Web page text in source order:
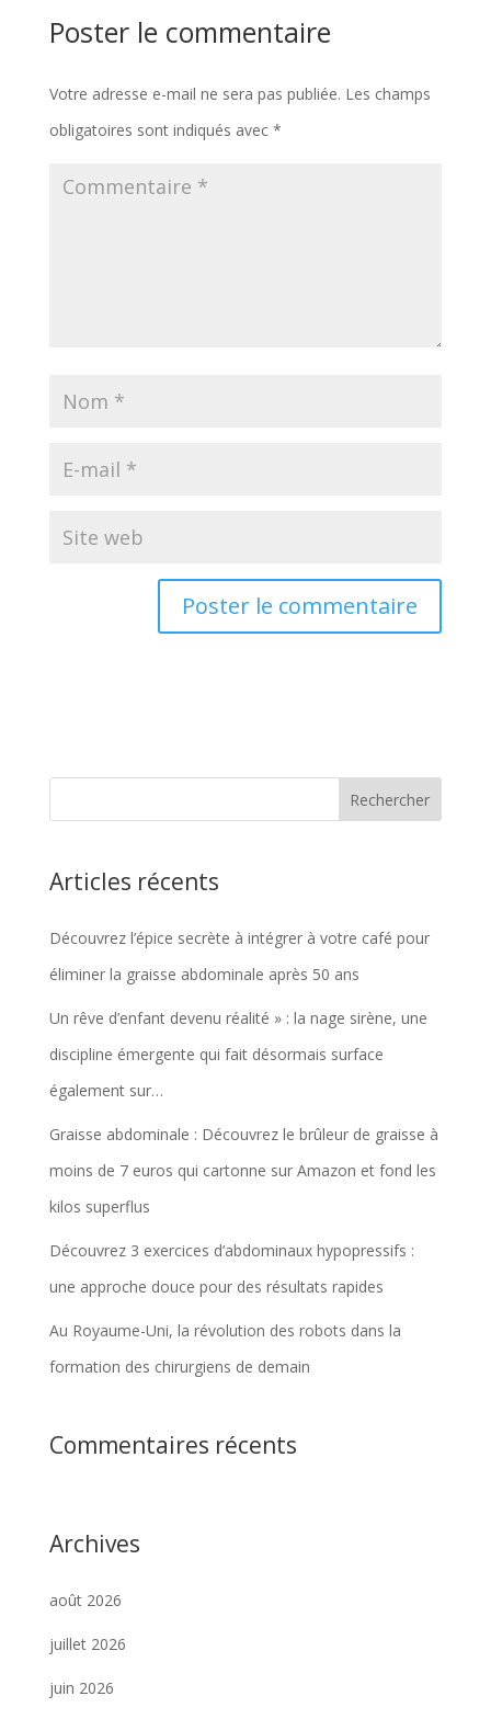
Poster le commentaire
Votre adresse e-mail ne sera pas publiée. Les champs
obligatoires sont indiqués avec *
Articles récents
Découvrez l’épice secrète à intégrer à votre café pour
éliminer la graisse abdominale après 50 ans
Un rêve d’enfant devenu réalité » : la nage sirène, une
discipline émergente qui fait désormais surface
également sur…
Graisse abdominale : Découvrez le brûleur de graisse à
moins de 7 euros qui cartonne sur Amazon et fond les
kilos superflus
Découvrez 3 exercices d’abdominaux hypopressifs :
une approche douce pour des résultats rapides
Au Royaume-Uni, la révolution des robots dans la
formation des chirurgiens de demain
Commentaires récents
Archives
août 2026
juillet 2026
juin 2026